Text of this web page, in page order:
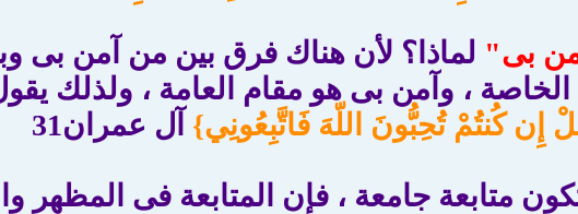
بى" لماذا؟ لأن هناك فرق بين من آمن بى
، وآمن بى هو مقام العامة ، ولذلك
إِن كُنتُمْ تُحِبُّونَ اللّهَ فَاتَّبِعُونِي} آل عمران31
تكون متابعة جامعة ، فإن المتابعة فى المظهر